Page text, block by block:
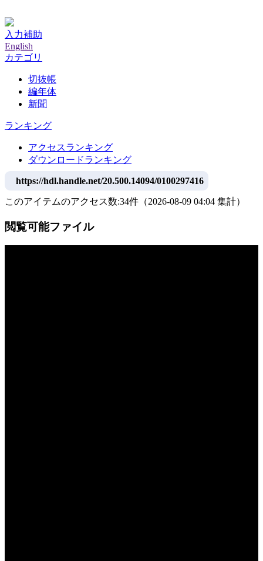
入力補助
English
カテゴリ
切抜帳
編年体
新聞
ランキング
アクセスランキング
ダウンロードランキング
https://hdl.handle.net/20.500.14094/0100297416
このアイテムのアクセス数:34件 （2026-08-09 04:04 集計）
閲覧可能ファイル